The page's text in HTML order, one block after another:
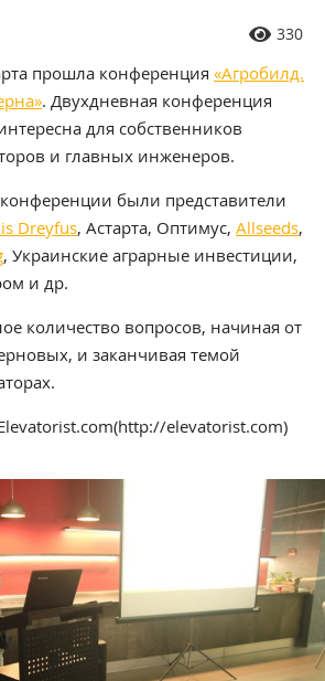
330
прошла конференция «Агробилд.
. Двухдневная конференция
для собственников
и главных инженеров.
были представители
Dreyfus, Астарта, Оптимус, Allseeds,
, Украинские аграрные инвестиции,
и др.
количество вопросов, начиная от
и заканчивая темой
elevatorist.com)